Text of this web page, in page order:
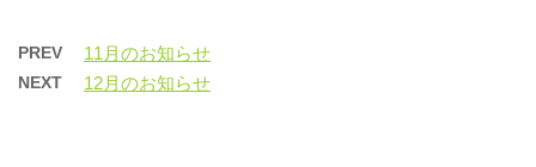
PREV 11月のお知らせ
NEXT 12月のお知らせ